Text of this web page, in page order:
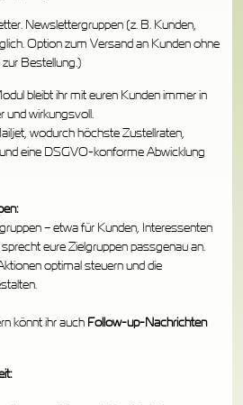
Newslettergruppen (z. B. Kunden,
Option zum Versand an Kunden ohne
Bestellung.)
bleibt ihr mit euren Kunden immer in
und wirkungsvoll.
wodurch höchste Zustellraten,
eine DSGVO-konforme Abwicklung
– etwa für Kunden, Interessenten
eure Zielgruppen passgenau an.
optimal steuern und die
könnt ihr auch Follow-up-Nachrichten